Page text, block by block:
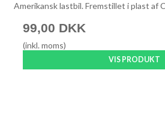
Amerikansk lastbil. Fremstillet i plast af
99,00 DKK
(inkl. moms)
VIS PRODUKT